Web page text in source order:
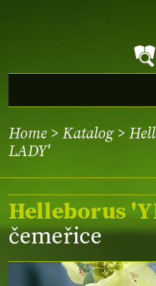
Home > Katalog>
LADY'
Helleborus
čemeřice